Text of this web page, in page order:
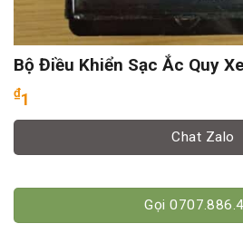
Bộ Điều Khiển Sạc Ắc Quy
₫1
Chat Zalo
Gọi